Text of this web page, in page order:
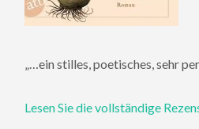
„…ein stilles, poetisches, sehr
Lesen Sie die vollständige